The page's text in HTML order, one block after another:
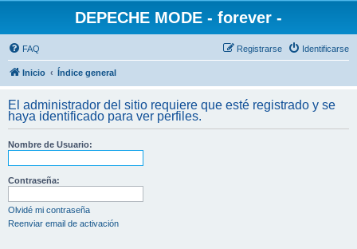
DEPECHE MODE - forever -
FAQ Identificarse
Registrarse
Inicio Índice general
El administrador del sitio requiere que esté registrado y se
haya identificado para ver perfiles.
Nombre de Usuario:
Contraseña:
Olvidé mi contraseña
Reenviar email de activación